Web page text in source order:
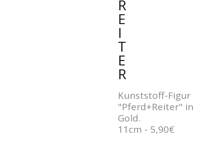
R
E
I
T
E
R
Kunststoff-Figur
"Pferd+Reiter" in
Gold.
11cm - 5,90€